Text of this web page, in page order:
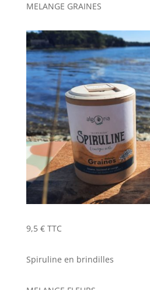
MELANGE GRAINES
9,5 € TTC
Spiruline en brindilles